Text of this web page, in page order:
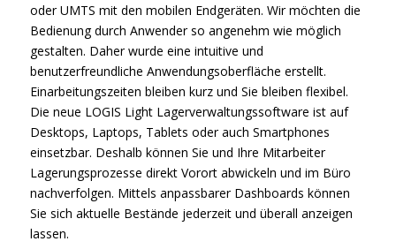
oder UMTS mit den mobilen Endgeräten. Wir möchten die
Bedienung durch Anwender so angenehm wie möglich
gestalten. Daher wurde eine intuitive und
benutzerfreundliche Anwendungsoberfläche erstellt.
Einarbeitungszeiten bleiben kurz und Sie bleiben flexibel.
Die neue LOGIS Light Lagerverwaltungssoftware ist auf
Desktops, Laptops, Tablets oder auch Smartphones
einsetzbar. Deshalb können Sie und Ihre Mitarbeiter
Lagerungsprozesse direkt Vorort abwickeln und im Büro
nachverfolgen. Mittels anpassbarer Dashboards können
Sie sich aktuelle Bestände jederzeit und überall anzeigen
lassen.